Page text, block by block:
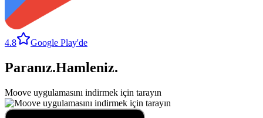
4.8 Google Play'de
Paranız.Hamleniz.
Moove uygulamasını indirmek için tarayın